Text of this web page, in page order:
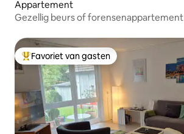
Appartement
Gezellig beurs of forensenappartement
Topfavoriet van gasten
Favoriet van gasten